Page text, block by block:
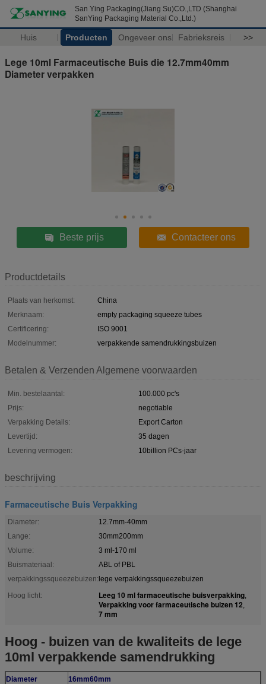
San Ying Packaging(Jiang Su)CO.,LTD (Shanghai
SanYing Packaging Material Co.,Ltd.)
Huis Producten Ongeveer ons Fabrieksreis >>
Lege 10ml Farmaceutische Buis die 12.7mm40mm
Diameter verpakken
Beste prijs Contacteer ons
Productdetails
Plaats van herkomst:
China
Merknaam:
empty packaging squeeze tubes
Certificering:
ISO 9001
Modelnummer:
verpakkende samendrukkingsbuizen
Betalen & Verzenden Algemene voorwaarden
Min. bestelaantal:
100.000 pc's
Prijs:
negotiable
Verpakking Details:
Export Carton
Levertijd:
35 dagen
Levering vermogen:
10billion PCs-jaar
beschrijving
Farmaceutische Buis Verpakking
Diameter:
12.7mm-40mm
Lange:
30mm200mm
Volume:
3 ml-170 ml
Buismateriaal:
ABL of PBL
verpakkingssqueezebuizen:lege verpakkingssqueezebuizen
Hoog licht:
Leeg 10 ml farmaceutische buisverpakking,
Verpakking voor farmaceutische buizen 12,
7 mm
Hoog - buizen van de kwaliteits de lege
10ml verpakkende samendrukking
Diameter
16mm60mm